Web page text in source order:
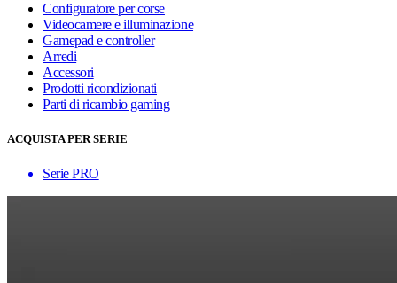
Configuratore per corse
Videocamere e illuminazione
Gamepad e controller
Arredi
Accessori
Prodotti ricondizionati
Parti di ricambio gaming
ACQUISTA PER SERIE
Serie PRO